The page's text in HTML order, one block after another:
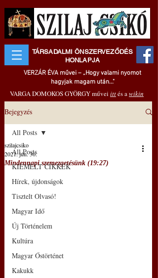
TÁRSADALMI ÖNSZERVEZŐDÉS
HONLAPJA
VERZÁR ÉVA művei – „Hogy valami nyomot
hagyjak magam után..."
VARGA DOMOKOS GYÖRGY művei ittés awikin
Bejegyzés
All Posts
KIEMELT CIKKEK
Hírek, újdonságok
Tisztelt Olvasó!
Magyar Idő
Új Történelem
Kultúra
Magyar Őstörténet
Kakukk
All Posts
Mindennapi szemezgetésünk (19:27)
szilajcsiko
2021. jún. 30.